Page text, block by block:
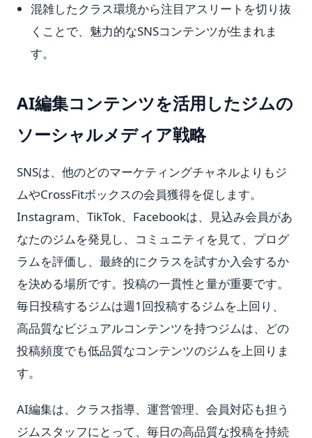
混雑したクラス環境から注目アスリートを切り抜
くことで、魅力的なSNSコンテンツが生まれま
す。
AI編集コンテンツを活用したジムの
ソーシャルメディア戦略
SNSは、他のどのマーケティングチャネルよりもジ
ムやCrossFitボックスの会員獲得を促します。
Instagram、TikTok、Facebookは、見込み会員があ
なたのジムを発見し、コミュニティを見て、プログ
ラムを評価し、最終的にクラスを試すか入会するか
を決める場所です。投稿の一貫性と量が重要です。
毎日投稿するジムは週1回投稿するジムを上回り、
高品質なビジュアルコンテンツを持つジムは、どの
投稿頻度でも低品質なコンテンツのジムを上回りま
す。
AI編集は、クラス指導、運営管理、会員対応も担う
ジムスタッフにとって、毎日の高品質な投稿を持続